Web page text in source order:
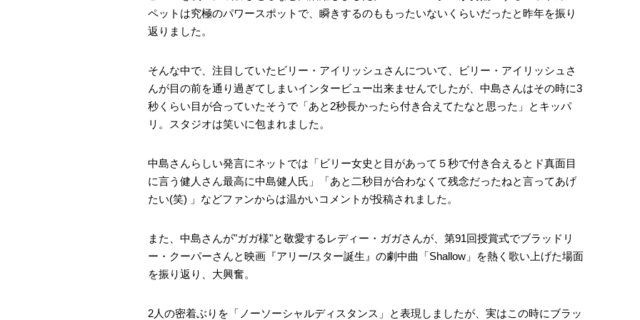
ペットは究極のパワースポットで、瞬きするのももったいないくらいだったと昨年を振り
返りました。
そんな中で、注目していたビリー・アイリッシュさんについて、ビリー・アイリッシュさ
んが目の前を通り過ぎてしまいインタービュー出来ませんでしたが、中島さんはその時に3
秒くらい目が合っていたそうで「あと2秒長かったら付き合えてたなと思った」とキッパ
リ。スタジオは笑いに包まれました。
中島さんらしい発言にネットでは「ビリー女史と目があって５秒で付き合えるとド真面目
に言う健人さん最高に中島健人氏」「あと二秒目が合わなくて残念だったねと言ってあげ
たい(笑) 」などファンからは温かいコメントが投稿されました。
また、中島さんが"ガガ様"と敬愛するレディー・ガガさんが、第91回授賞式でブラッドリ
ー・クーパーさんと映画『アリー/スター誕生』の劇中曲「Shallow」を熱く歌い上げた場面
を振り返り、大興奮。
2人の密着ぶりを「ノーソーシャルディスタンス」と表現しましたが、実はこの時にブラッ